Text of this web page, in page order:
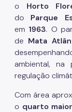
o Horto
do Parque
em 1963. O
de Mata
ambiental,
regulação
Com área
o quarto